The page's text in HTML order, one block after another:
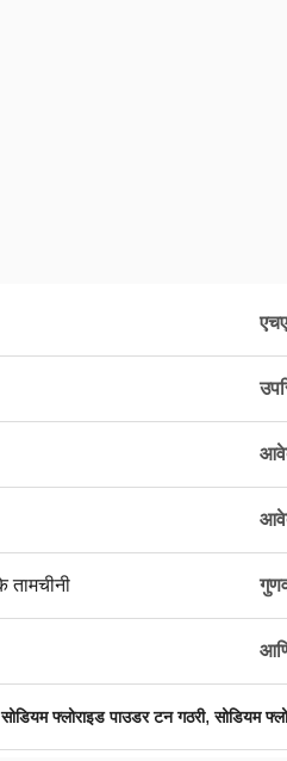
तामचीनी
सोडियम फ्लोराइड पाउडर टन गठरी,सोडियम